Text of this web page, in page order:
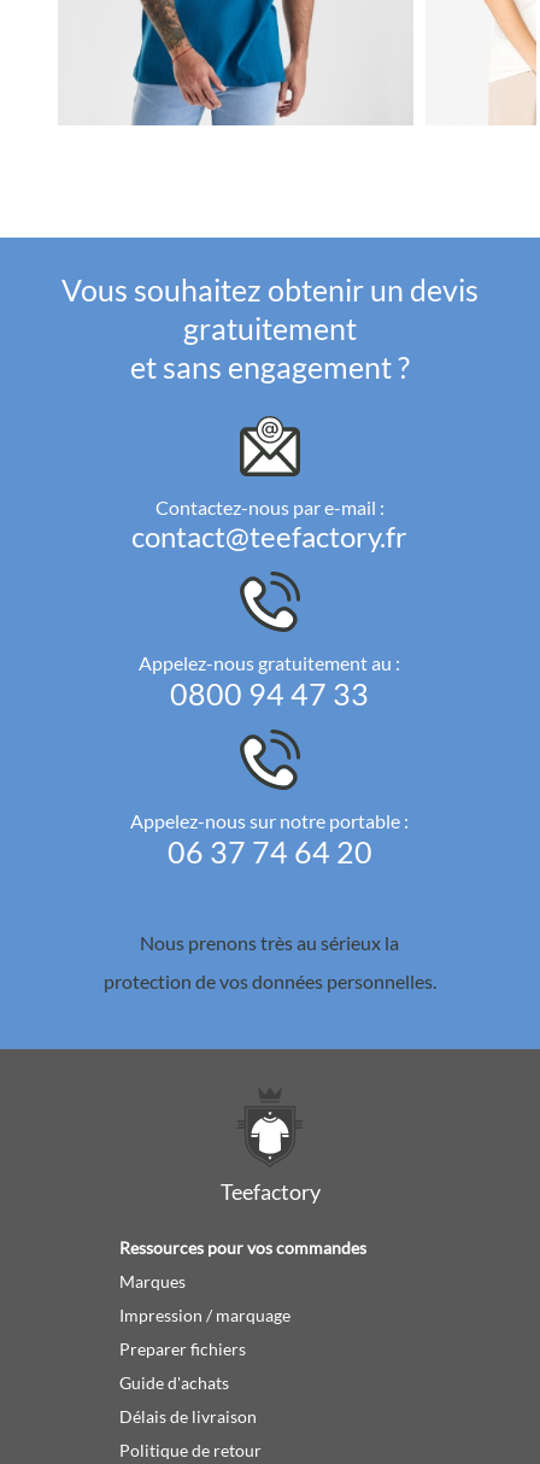
Vous souhaitez obtenir un devis
gratuitement
et sans engagement ?
Contactez-nous par e-mail :
contact@teefactory.fr
Appelez-nous gratuitement au :
0800 94 47 33
Appelez-nous sur notre portable :
06 37 74 64 20
Nous prenons très au sérieux la
protection de vos données personnelles.
Teefactory
Ressources pour vos commandes
Marques
Impression / marquage
Preparer fichiers
Guide d'achats
Délais de livraison
Politique de retour